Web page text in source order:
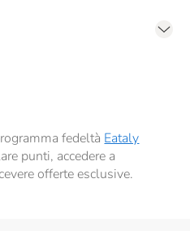
in caso di consenso prestato ai
fedeltà Eataly
punti, accedere a
offerte esclusive.